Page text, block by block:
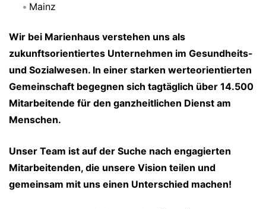
Mainz
Wir bei Marienhaus verstehen uns als
zukunftsorientiertes Unternehmen im Gesundheits-
und Sozialwesen. In einer starken werteorientierten
Gemeinschaft begegnen sich tagtäglich über 14.500
Mitarbeitende für den ganzheitlichen Dienst am
Menschen.
Unser Team ist auf der Suche nach engagierten
Mitarbeitenden, die unsere Vision teilen und
gemeinsam mit uns einen Unterschied machen!